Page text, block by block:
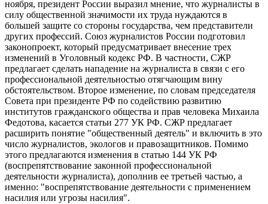
ноября, президент России выразил мнение, что журналисты в
силу общественной значимости их труда нуждаются в
большей защите со стороны государства, чем представители
других профессий. Союз журналистов России подготовил
законопроект, который предусматривает внесение трех
изменений в Уголовный кодекс РФ. В частности, СЖР
предлагает сделать нападение на журналиста в связи с его
профессиональной деятельностью отягчающим вину
обстоятельством. Второе изменение, по словам председателя
Совета при президенте РФ по содействию развитию
институтов гражданского общества и прав человека Михаила
Федотова, касается статьи 277 УК РФ. СЖР предлагает
расширить понятие "общественный деятель" и включить в это
число журналистов, экологов и правозащитников. Помимо
этого предлагаются изменения в статью 144 УК РФ
(воспрепятствование законной профессиональной
деятельности журналиста), дополнив ее третьей частью, а
именно: "воспрепятствование деятельности с применением
насилия или угрозы насилия".